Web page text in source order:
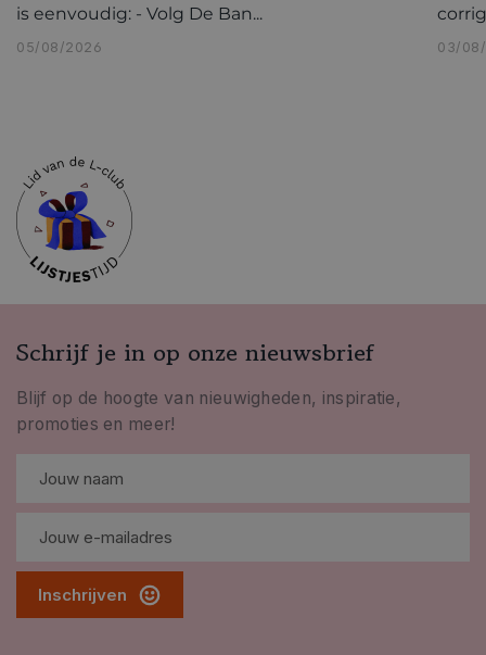
is eenvoudig: - Volg De Ban...
05/08/2026 03/
Schrijf je in op onze nieuwsbrief
Blijf op de hoogte van nieuwigheden, inspiratie,
promoties en meer!
Inschrijven